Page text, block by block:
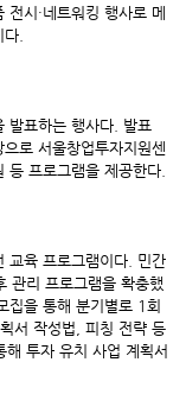
시·네트워킹 행사로 메
.
발표하는 행사다. 발표
로 서울창업투자지원센
등 프로그램을 제공한다.
교육 프로그램이다. 민간
관리 프로그램을 확충했
집을 통해 분기별로 1회
서 작성법, 피칭 전략 등
투자 유치 사업 계획서